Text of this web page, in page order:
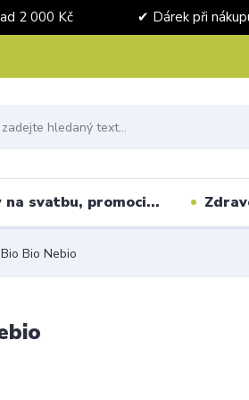
nad 2 000 Kč ✔ Dárek při
na svatbu, promoci...
Bio Nebio